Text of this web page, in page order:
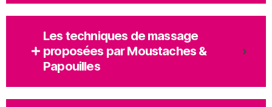
Les techniques de massage
proposées par Moustaches &
Papouilles